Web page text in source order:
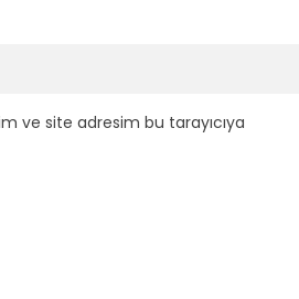
ve site adresim bu tarayıcıya